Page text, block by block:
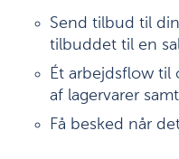
Send tilbud til
tilbuddet til en
Ét arbejdsflow til
af lagervarer
Få besked når